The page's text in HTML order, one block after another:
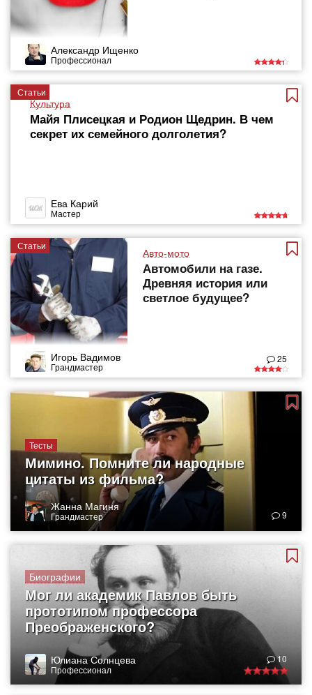
Александр Ищенко
Профессионал
Статьи
Культура
Майя Плисецкая и Родион Щедрин. В чем
секрет их семейного долголетия?
Ева Карий
Мастер
Статьи
Авто-мото
Автомобили на газе.
Древняя история или
светлое будущее?
Игорь Вадимов
Грандмастер
25
Тесты
Мимино. Помните ли народные
цитаты из фильма?
Жанна Магиня
Грандмастер 9
Биографии
Мог ли академик Павлов быть
прототипом профессора
Преображенского?
Юлиана Солнцева
Профессионал
10